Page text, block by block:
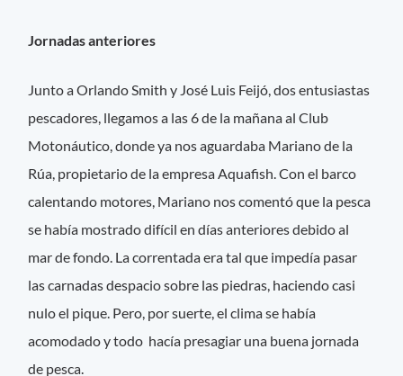
Jornadas anteriores
Junto a Orlando Smith y José Luis Feijó, dos entusiastas
pescadores, llegamos a las 6 de la mañana al Club
Motonáutico, donde ya nos aguardaba Mariano de la
Rúa, propietario de la empresa Aquafish. Con el barco
calentando motores, Mariano nos comentó que la pesca
se había mostrado difícil en días anteriores debido al
mar de fondo. La correntada era tal que impedía pasar
las carnadas despacio sobre las piedras, haciendo casi
nulo el pique. Pero, por suerte, el clima se había
acomodado y todo hacía presagiar una buena jornada
de pesca.